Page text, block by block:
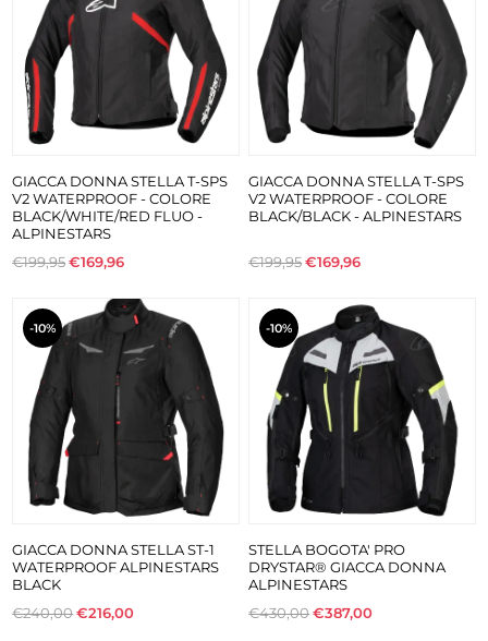
GIACCA DONNA STELLA T-SPS
V2 WATERPROOF - COLORE
BLACK/WHITE/RED FLUO -
ALPINESTARS
€199,95€169,96
GIACCA DONNA STELLA T-SPS
V2 WATERPROOF - COLORE
BLACK/BLACK - ALPINESTARS
€199,95€169,96
-10%
GIACCA DONNA STELLA ST-1
WATERPROOF ALPINESTARS
BLACK
€240,00€216,00
-10%
STELLA BOGOTA' PRO
DRYSTAR® GIACCA DONNA
ALPINESTARS
€430,00€387,00